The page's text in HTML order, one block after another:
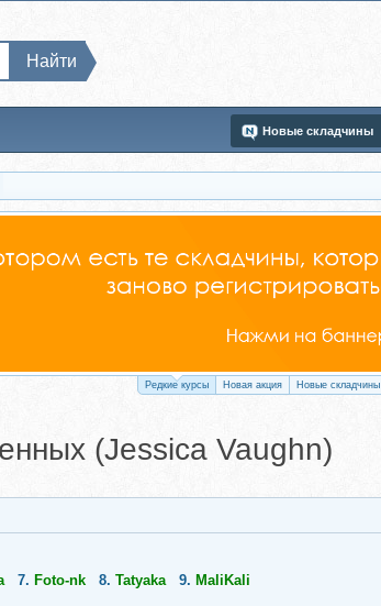
Новые складчины
Найти
Редкие курсы Новая акция Новые складчины
(Jessica Vaughn)
7. Foto-nk 8. Tatyaka 9. MaliKali